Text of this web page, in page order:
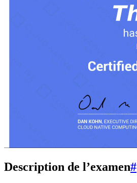
Description de l’examen#